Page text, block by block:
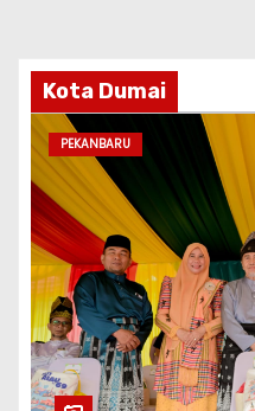
Kota Dumai
PEKANBARU